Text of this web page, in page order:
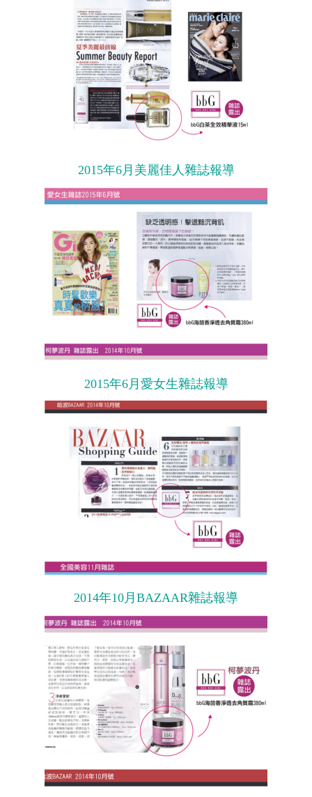
2015年6月美麗佳人雜誌報導
2015年6月愛女生雜誌報導
2014年10月BAZAAR雜誌報導